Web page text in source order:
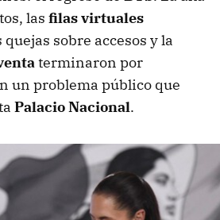
las filas virtuales
quejas sobre accesos y la
terminaron por
un problema público que
Palacio Nacional.